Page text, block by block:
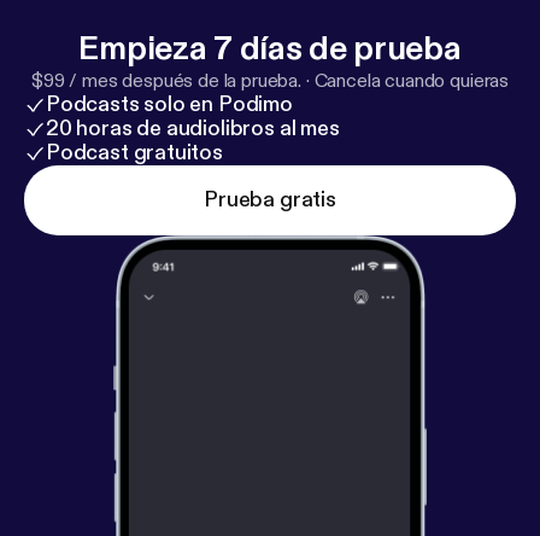
Empieza 7 días de prueba
$99 / mes después de la prueba. · Cancela cuando quieras
Podcasts solo en Podimo
20 horas de audiolibros al mes
Podcast gratuitos
Prueba gratis